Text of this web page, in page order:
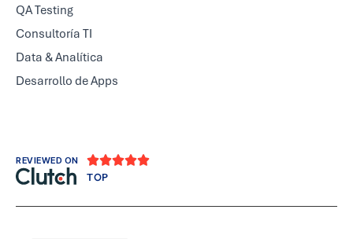
QA Testing
Consultoría TI
Data & Analítica
Desarrollo de Apps
REVIEWED ON 
TOP